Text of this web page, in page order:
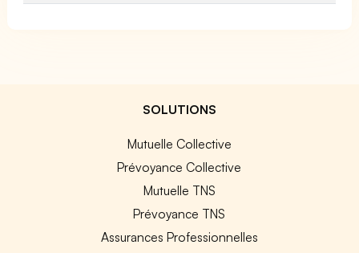
SOLUTIONS
Mutuelle Collective
Prévoyance Collective
Mutuelle TNS
Prévoyance TNS
Assurances Professionnelles